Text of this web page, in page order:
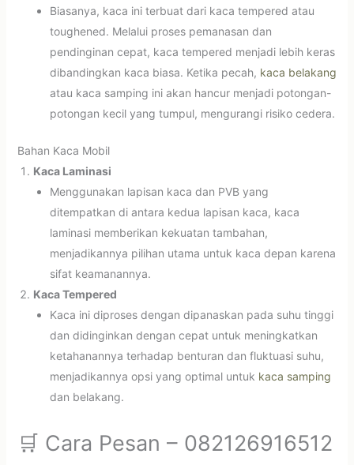
Biasanya, kaca ini terbuat dari kaca tempered atau
toughened. Melalui proses pemanasan dan
pendinginan cepat, kaca tempered menjadi lebih keras
dibandingkan kaca biasa. Ketika pecah, kaca belakang
atau kaca samping ini akan hancur menjadi potongan-
potongan kecil yang tumpul, mengurangi risiko cedera.
Bahan Kaca Mobil
Kaca Laminasi
Menggunakan lapisan kaca dan PVB yang
ditempatkan di antara kedua lapisan kaca, kaca
laminasi memberikan kekuatan tambahan,
menjadikannya pilihan utama untuk kaca depan karena
sifat keamanannya.
Kaca Tempered
Kaca ini diproses dengan dipanaskan pada suhu tinggi
dan didinginkan dengan cepat untuk meningkatkan
ketahanannya terhadap benturan dan fluktuasi suhu,
menjadikannya opsi yang optimal untuk kaca samping
dan belakang.
🛒 Cara Pesan – 082126916512